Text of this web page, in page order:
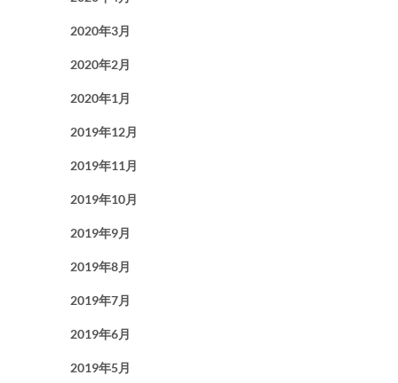
2020年3月
2020年2月
2020年1月
2019年12月
2019年11月
2019年10月
2019年9月
2019年8月
2019年7月
2019年6月
2019年5月